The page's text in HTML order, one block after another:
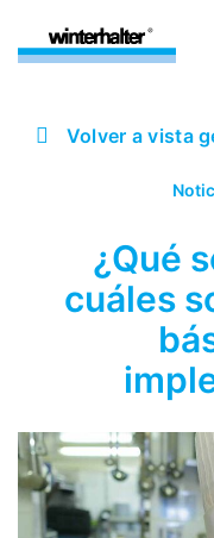
Volver a vista
¿Qué
cuáles